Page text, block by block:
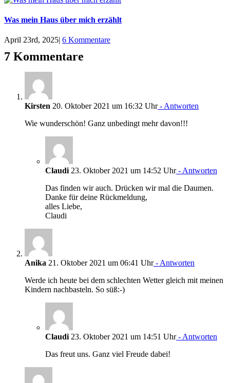
Was mein Haus über mich erzählt
April 23rd, 2025| 6 Kommentare
7 Kommentare
Kirsten 20. Oktober 2021 um 16:32 Uhr- Antworten
Wie wunderschön! Ganz unbedingt mehr davon!!!
Claudi 23. Oktober 2021 um 14:52 Uhr- Antworten
Das finden wir auch. Drücken wir mal die Daumen.
Danke für deine Rückmeldung,
alles Liebe,
Claudi
Anika 21. Oktober 2021 um 06:41 Uhr- Antworten
Werde ich heute bei dem schlechten Wetter gleich mit meinen
Kindern nachbasteln. So süß:-)
Claudi 23. Oktober 2021 um 14:51 Uhr- Antworten
Das freut uns. Ganz viel Freude dabei!